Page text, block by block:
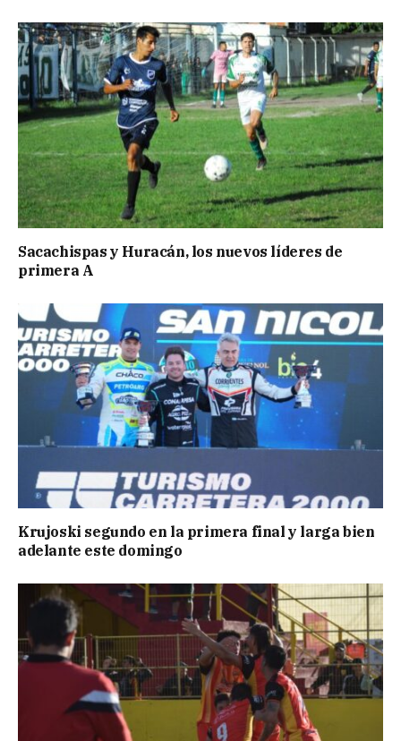
Sacachispas y Huracán, los nuevos líderes de
primera A
Krujoski segundo en la primera final y larga bien
adelante este domingo